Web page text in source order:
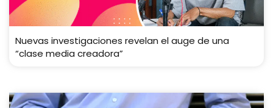
Nuevas investigaciones revelan el auge de una
“clase media creadora”